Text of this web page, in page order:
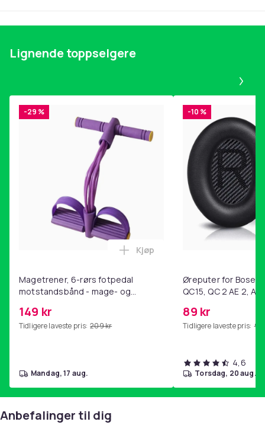
Lignende toppselgere
-29 %
Magetrener, 6-rørs fotpedal
motstandsbånd - mage- og
hjemmegymnastikk Purple
149 kr
Tidligere laveste pris: 209 kr
Legg Magetrener, 6-rørs
Kjøp
mandag, 17 aug.
-10 %
Øreputer for Bose
QC15, QC 2 AE 2, AE
89 kr
Tidligere laveste pris: 99
4,6
torsdag, 20 aug.
Anbefalinger til dig